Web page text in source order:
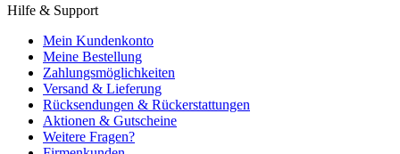
Hilfe & Support
Mein Kundenkonto
Meine Bestellung
Zahlungsmöglichkeiten
Versand & Lieferung
Rücksendungen & Rückerstattungen
Aktionen & Gutscheine
Weitere Fragen?